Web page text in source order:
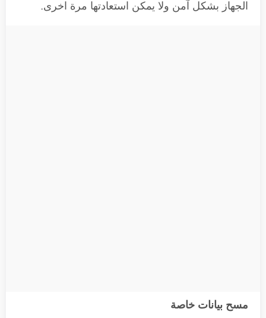
الجهاز بشكل آمن ولا يمكن استعادتها مرة اخرى.
مسح بيانات خاصة